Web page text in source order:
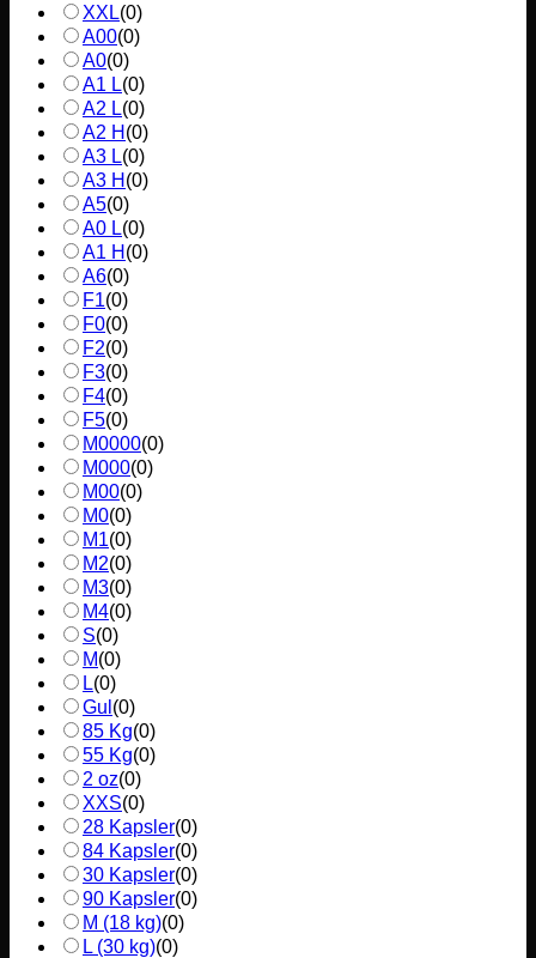
XXL(0)
A00(0)
A0(0)
A1 L(0)
A2 L(0)
A2 H (0)
A3 L(0)
A3 H (0)
A5(0)
A0 L(0)
A1 H (0)
A6(0)
F1(0)
F0(0)
F2(0)
F3(0)
F4(0)
F5(0)
M0000(0)
M000(0)
M00(0)
M0(0)
M1(0)
M2(0)
M3(0)
M4(0)
S(0)
M(0)
L(0)
Gul (0)
85 Kg(0)
55 Kg(0)
2 oz(0)
XXS(0)
28 Kapsler(0)
84 Kapsler(0)
30 Kapsler(0)
90 Kapsler(0)
M (18 kg)(0)
L (30 kg)(0)